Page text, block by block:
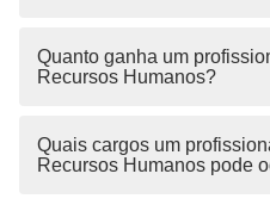
Quanto ganha um
Recursos Humanos?
Quais cargos um
Recursos Humanos pode